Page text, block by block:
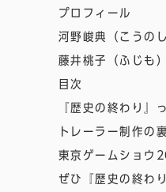
プロフィール
河野峻典（こうの
藤井桃子 （ふじ
目次
『歴史の終わり』
トレーラー制作の
東京ゲームショウ
ぜひ『歴史の終わ